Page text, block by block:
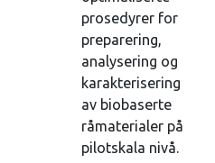
prosedyrer for
preparering,
analysering og
karakterisering
av biobaserte
råmaterialer på
pilotskala nivå.